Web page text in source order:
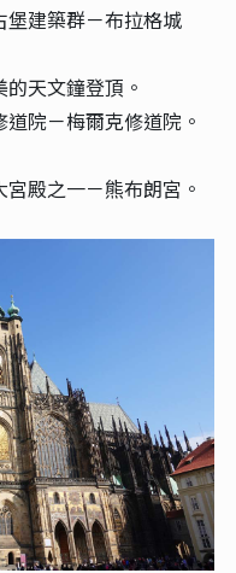
堡建築群－布拉格城
天文鐘登頂。
院－梅爾克修道院。
殿之一－熊布朗宮。